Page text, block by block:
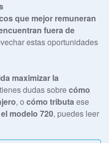
que mejor remuneran
fuera de
estas oportunidades
maximizar la
dudas sobrecómo
, o cómo tributaese
modelo 720, puedes leer